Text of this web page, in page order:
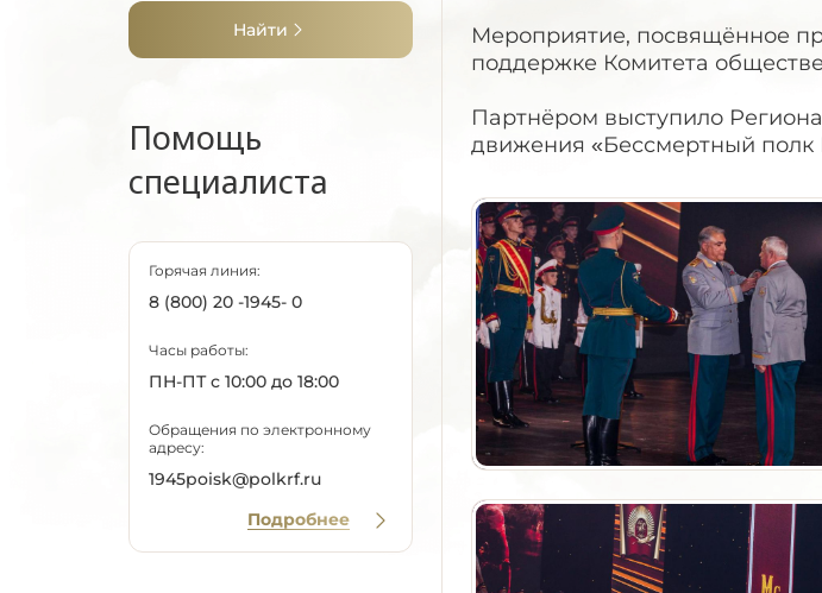
Найти
Помощь
специалиста
Горячая линия:
8 (800) 20 -1945- 0
Часы работы:
ПН-ПТ с 10:00 до 18:00
Обращения по электронному
адресу:
1945poisk@polkrf.ru
Подробнее
Мероприятие, посвящённое
поддержке Комитета
Партнёром выступило
движения «Бессмертный полк